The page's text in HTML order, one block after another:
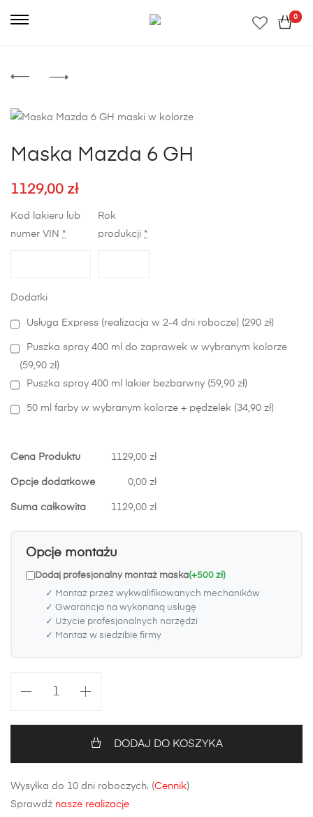
0
Maska Mazda 6 GH
1129,00 zł
Kod lakieru lub
numer VIN *
Rok
produkcji *
Dodatki
Usługa Express (realizacja w 2-4 dni robocze) (290 zł)
Puszka spray 400 ml do zaprawek w wybranym kolorze
(59,90 zł)
Puszka spray 400 ml lakier bezbarwny (59,90 zł)
50 ml farby w wybranym kolorze + pędzelek (34,90 zł)
Cena Produktu 1129,00 zł
Opcje dodatkowe 0,00 zł
Suma całkowita 1129,00 zł
Opcje montażu
Dodaj profesjonalny montaż maska(+500 zł)
✓ Montaż przez wykwalifikowanych mechaników
✓ Gwarancja na wykonaną usługę
✓ Użycie profesjonalnych narzędzi
✓ Montaż w siedzibie firmy
DODAJ DO KOSZYKA
Wysyłka do 10 dni roboczych. (Cennik)
Sprawdź nasze realizacje